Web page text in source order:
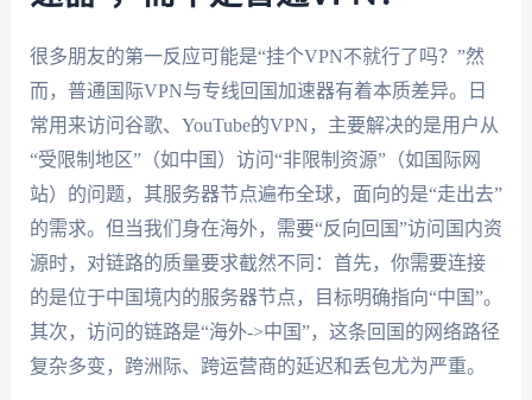
很多朋友的第一反应可能是“挂个VPN不就行了吗？”然
而，普通国际VPN与专线回国加速器有着本质差异。日
常用来访问谷歌、YouTube的VPN，主要解决的是用户从
“受限制地区”（如中国）访问“非限制资源”（如国际网
站）的问题，其服务器节点遍布全球，面向的是“走出去”
的需求。但当我们身在海外，需要“反向回国”访问国内资
源时，对链路的质量要求截然不同：首先，你需要连接
的是位于中国境内的服务器节点，目标明确指向“中国”。
其次，访问的链路是“海外->中国”，这条回国的网络路径
复杂多变，跨洲际、跨运营商的延迟和丢包尤为严重。